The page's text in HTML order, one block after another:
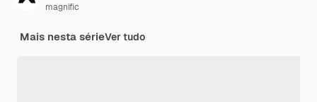
magnific
Mais nesta sérieVer tudo